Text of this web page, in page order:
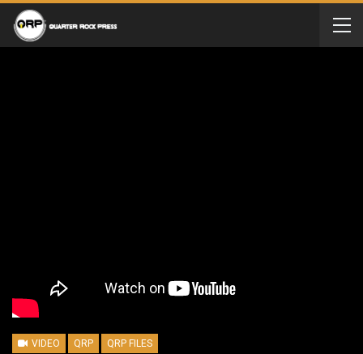
VIDEO QRP QRP FILES